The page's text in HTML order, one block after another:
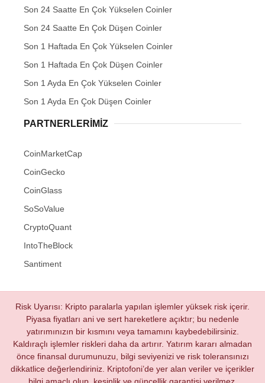
Son 24 Saatte En Çok Yükselen Coinler
Son 24 Saatte En Çok Düşen Coinler
Son 1 Haftada En Çok Yükselen Coinler
Son 1 Haftada En Çok Düşen Coinler
Son 1 Ayda En Çok Yükselen Coinler
Son 1 Ayda En Çok Düşen Coinler
PARTNERLERIMIZ
CoinMarketCap
CoinGecko
CoinGlass
SoSoValue
CryptoQuant
IntoTheBlock
Santiment
Risk Uyarısı: Kripto paralarla yapılan işlemler yüksek risk içerir.
Piyasa fiyatları ani ve sert hareketlere açıktır; bu nedenle
yatırımınızın bir kısmını veya tamamını kaybedebilirsiniz.
Kaldıraçlı işlemler riskleri daha da artırır. Yatırım kararı almadan
önce finansal durumunuzu, bilgi seviyenizi ve risk toleransınızı
dikkatlice değerlendiriniz. Kriptofoni’de yer alan veriler ve içerikler